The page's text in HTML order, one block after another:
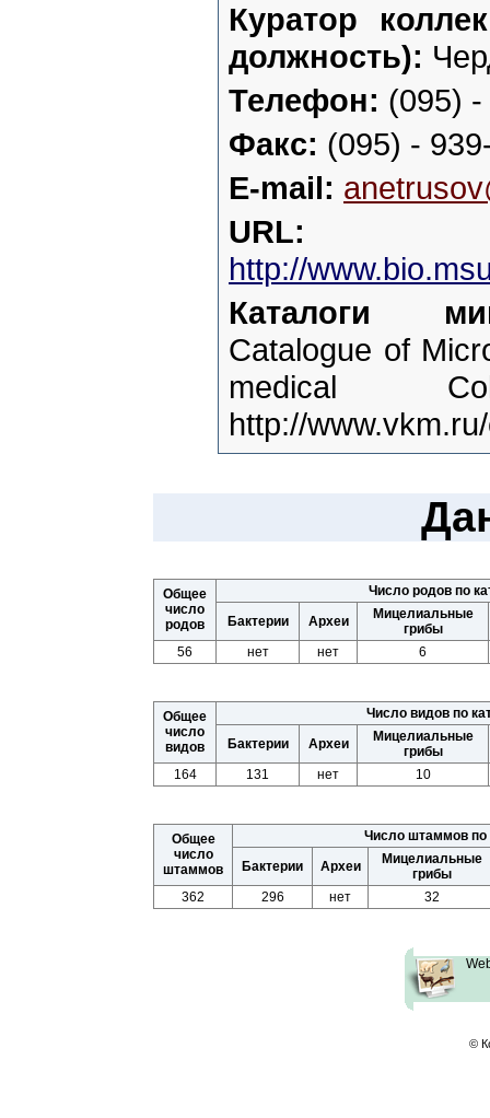
Куратор
должность):
Телефон: (095)
Факс: (095) -
E-mail:
URL:
http://
Каталоги
Catalogue of
medical
http://
Общее
число
родов
Число родов по
Бактерии
Археи
Мицелиальные
грибы
56
нет нет 6
Общее
число
видов
Число видов по
Бактерии
Археи
Мицелиальные
грибы
164
131 нет 10
Общее
число
штаммов
Число штаммов по
Бактерии
Археи
Мицелиальные
грибы
362
296 нет 32
©